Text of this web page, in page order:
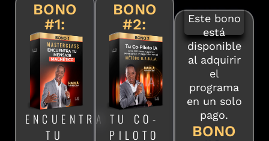
BONO
#1:
ENCUENTRA
TU
BONO
#2:
TU CO-
PILOTO
Este bono
está
disponible
al adquirir
el
programa
en un solo
pago.
BONO